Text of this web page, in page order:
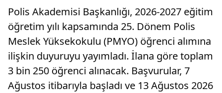
Polis Akademisi Başkanlığı, 2026-2027 eğitim
öğretim yılı kapsamında 25. Dönem Polis
Meslek Yüksekokulu (PMYO) öğrenci alımına
ilişkin duyuruyu yayımladı. İlana göre toplam
3 bin 250 öğrenci alınacak. Başvurular, 7
Ağustos itibarıyla başladı ve 13 Ağustos 2026